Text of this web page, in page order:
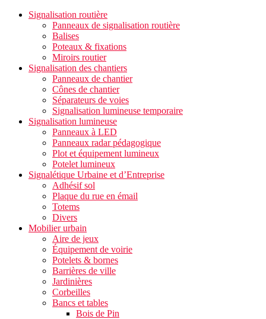
Signalisation routière
Panneaux de signalisation routière
Balises
Poteaux & fixations
Miroirs routier
Signalisation des chantiers
Panneaux de chantier
Cônes de chantier
Séparateurs de voies
Signalisation lumineuse temporaire
Signalisation lumineuse
Panneaux à LED
Panneaux radar pédagogique
Plot et équipement lumineux
Potelet lumineux
Signalétique Urbaine et d’Entreprise
Adhésif sol
Plaque du rue en émail
Totems
Divers
Mobilier urbain
Aire de jeux
Équipement de voirie
Potelets & bornes
Barrières de ville
Jardinières
Corbeilles
Bancs et tables
Bois de Pin